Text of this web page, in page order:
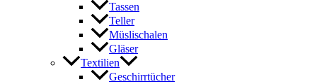
Tassen
Teller
Müslischalen
Gläser
Textilien
Geschirrtücher